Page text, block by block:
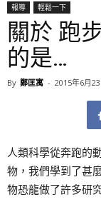
報導 輕鬆一下
關於 跑
的是…
By 鄭匡寓 - 2015年6月
人類科學從奔跑的
物，我們學到了甚
物恐龍做了許多研